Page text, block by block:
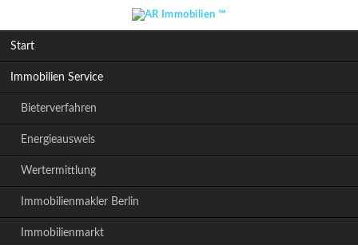
Start
Immobilien Service
Bieterverfahren
Energieausweis
Wertermittlung
Immobilienmakler Berlin
Immobilienmarkt